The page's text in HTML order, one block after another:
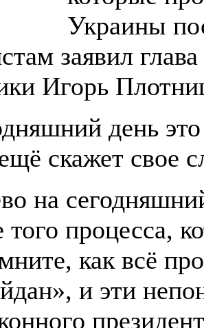
Украины
заявил
Игорь
день
скажет свое
на
того процесса,
как всё
и эти